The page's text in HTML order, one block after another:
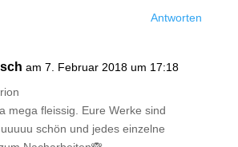
Antworten
am 7. Februar 2018 um 17:18
mega fleissig. Eure Werke sind
schön und jedes einzelne